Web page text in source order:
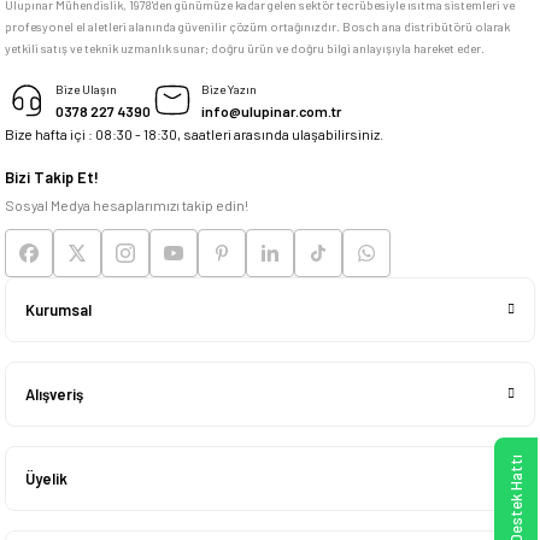
memnun kaldım
Deneyimini Paylaş
Ulupınar Mühendislik, 1978'den günümüze kadar gelen sektör tecrübesiyle ısıtma sistemleri ve
profesyonel el aletleri alanında güvenilir çözüm ortağınızdır. Bosch ana distribütörü olarak
yetkili satış ve teknik uzmanlık sunar; doğru ürün ve doğru bilgi anlayışıyla hareket eder.
Bize Ulaşın
0378 227 4390
Bize Yazın
info@ulupinar.com.tr
Bize hafta içi : 08:30 - 18:30, saatleri arasında ulaşabilirsiniz.
Bizi Takip Et!
Sosyal Medya hesaplarımızı takip edin!
Kurumsal
Alışveriş
Üyelik